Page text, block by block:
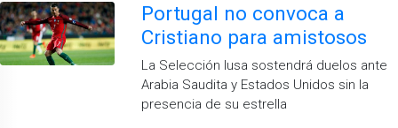
Portugal no convoca a
Cristiano para amistosos
La Selección lusa sostendrá duelos ante
Arabia Saudita y Estados Unidos sin la
presencia de su estrella